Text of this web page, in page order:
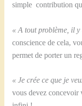
simple contribution
« A tout problème, il
conscience de cela,
permet de porter un
« Je crée ce que je
vous devez concevoir